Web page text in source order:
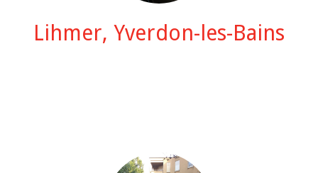
Lihmer, Yverdon-les-Bains